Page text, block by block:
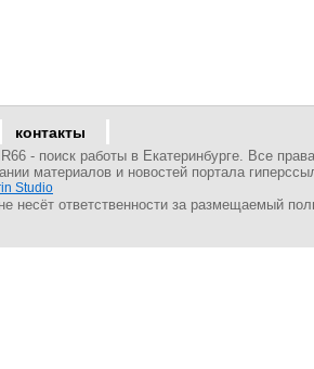
контакты
- поиск работы в Екатеринбурге. Все
материалов и новостей портала
Studio
несёт ответственности за размещаемый